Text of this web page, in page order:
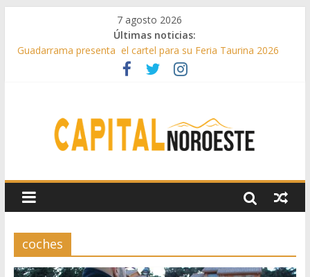
7 agosto 2026
Últimas noticias:
Guadarrama presenta el cartel para su Feria Taurina 2026
Hey Kid e Inazio en ‘La Gran Noche del Indie’ de las fiestas
Boadilla destinó más de 11 millones de euros a ayudas y
beneficios fiscales en 2025
coches